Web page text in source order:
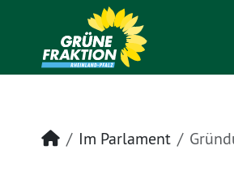
Startseite
Im Parlament Gründung des